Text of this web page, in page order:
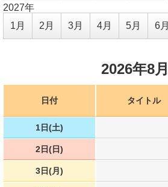
2027年
1月
2月 3月 4月 5月 6月
2026年8月
日付 タイトル
1日(土)
2日(日)
3日(月)